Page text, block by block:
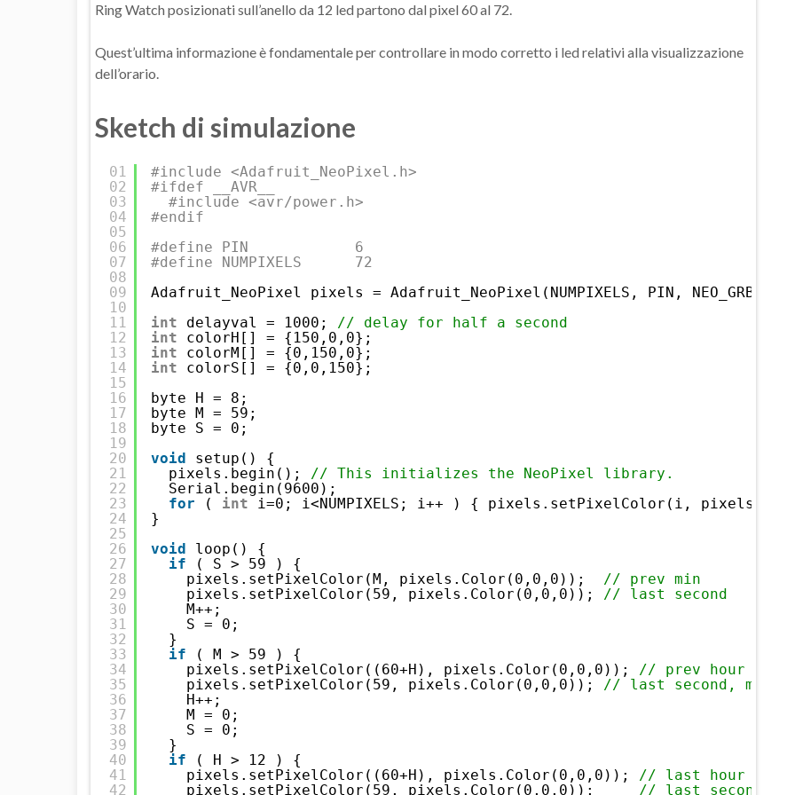
Ring Watch posizionati sull’anello da 12 led partono dal pixel 60 al 72.
Quest’ultima informazione è fondamentale per controllare in modo corretto i led relativi alla visualizzazione
dell’orario.
Sketch di simulazione
01
02
03
04
05
06
07
08
09
10
11
12
13
14
15
16
17
18
19
20
21
22
23
24
25
26
27
28
29
30
31
32
33
34
35
36
37
38
39
40
41
42
#include <Adafruit_NeoPixel.h>
#ifdef __AVR__
#include <avr/power.h>
#endif
#define PIN            6
#define NUMPIXELS      72
Adafruit_NeoPixel pixels = Adafruit_NeoPixel(NUMPIXELS, PIN, NEO_GRB +
int
delayval = 1000; // delay for half a second
int
colorH[] = {150,0,0};
int
colorM[] = {0,150,0};
int
colorS[] = {0,0,150};
byte H = 8;
byte M = 59;
byte S = 0;
void
setup() {
pixels.begin(); // This initializes the NeoPixel library.
Serial.begin(9600);
for
( int
i=0; i<NUMPIXELS; i++ ) { pixels.setPixelColor(i,
}
void
loop() {
if
( S > 59 ) {
pixels.setPixelColor(M, pixels.Color(0,0,0)); // prev min
pixels.setPixelColor(59, pixels.Color(0,0,0)); // last second
M++;
S = 0;
}
if
( M > 59 ) {
pixels.setPixelColor((60+H), pixels.Color(0,0,0)); // prev hour
pixels.setPixelColor(59, pixels.Color(0,0,0)); // last second, min
H++;
M = 0;
S = 0;
}
if
( H > 12 ) {
pixels.setPixelColor((60+H), pixels.Color(0,0,0)); // last hour
pixels.setPixelColor(59, pixels.Color(0,0,0)); // last second,